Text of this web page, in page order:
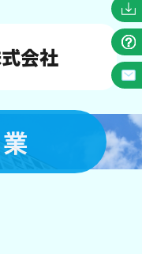
会社